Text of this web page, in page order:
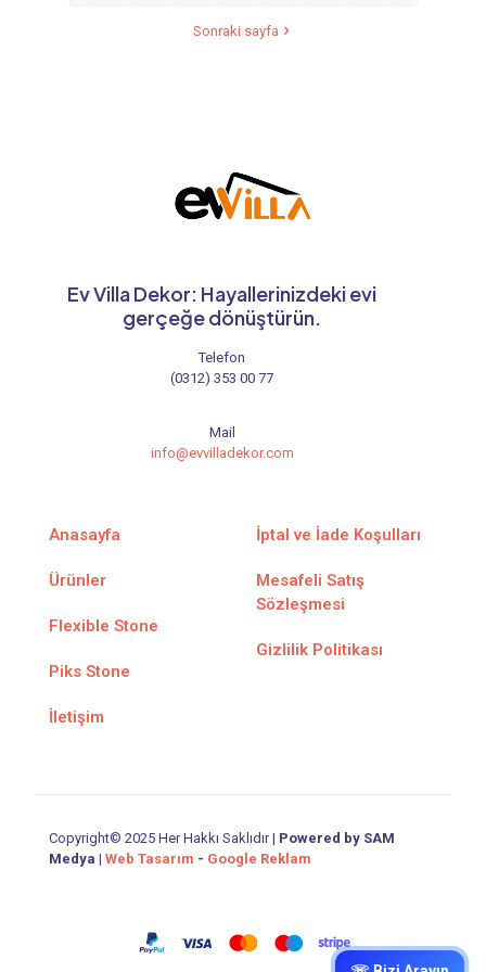
Sonraki sayfa
Ev Villa Dekor: Hayallerinizdeki evi
gerçeğe dönüştürün.
Telefon
(0312) 353 00 77
Mail
info@evvilladekor.com
Anasayfa
Ürünler
Flexible Stone
Piks Stone
İletişim
İptal ve İade Koşulları
Mesafeli Satış
Sözleşmesi
Gizlilik Politikası
Copyright© 2025 Her Hakkı Saklıdır | Powered by SAM
Medya | Web Tasarım - Google Reklam